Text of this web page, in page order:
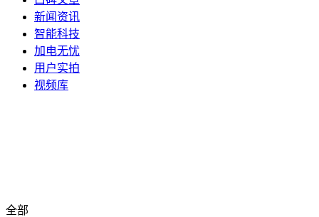
新闻资讯
智能科技
加电无忧
用户实拍
视频库
全部